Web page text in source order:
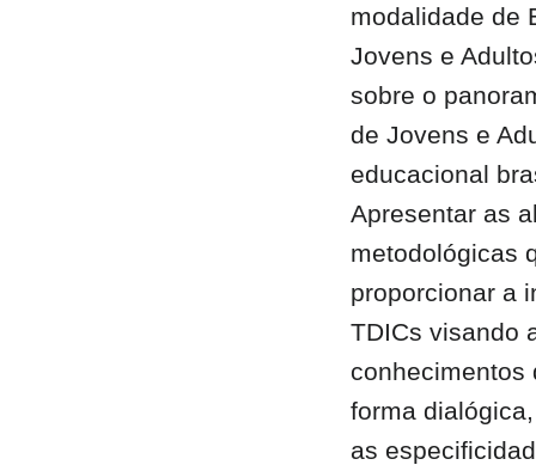
modalidade de
Jovens e
sobre o
de Jovens e
educacional
Apresentar as
metodológicas
proporcionar a
TDICs visando
conhecimentos
forma
as